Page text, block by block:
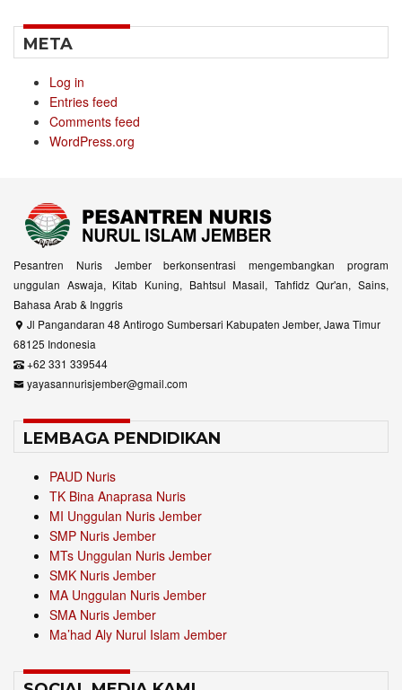
META
Log in
Entries feed
Comments feed
WordPress.org
Pesantren Nuris Jember berkonsentrasi mengembangkan program
unggulan Aswaja, Kitab Kuning, Bahtsul Masail, Tahfidz Qur'an, Sains,
Bahasa Arab & Inggris
Jl Pangandaran 48 Antirogo Sumbersari Kabupaten Jember, Jawa Timur
68125 Indonesia
+62 331 339544
yayasannurisjember@gmail.com
LEMBAGA PENDIDIKAN
PAUD Nuris
TK Bina Anaprasa Nuris
MI Unggulan Nuris Jember
SMP Nuris Jember
MTs Unggulan Nuris Jember
SMK Nuris Jember
MA Unggulan Nuris Jember
SMA Nuris Jember
Ma’had Aly Nurul Islam Jember